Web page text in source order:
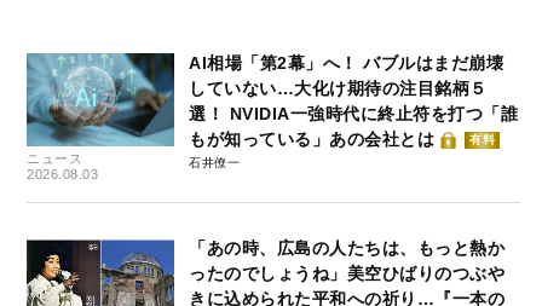
ニュース
2026.08.03
AI相場「第2幕」へ！ バブルはまだ崩壊
していない…大化け期待の注目銘柄５
選！ NVIDIA一強時代に終止符を打つ「誰
もが知っている」あの会社とは
有料
石井僚一
「あの時、広島の人たちは、もっと熱か
ったのでしょうね」美空ひばりのつぶや
きに込められた平和への祈り…『一本の